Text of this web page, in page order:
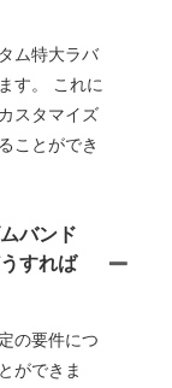
ム特大ラバ
す。 これに
スタマイズ
ことができ
バンド
すれば
の要件につ
ができま